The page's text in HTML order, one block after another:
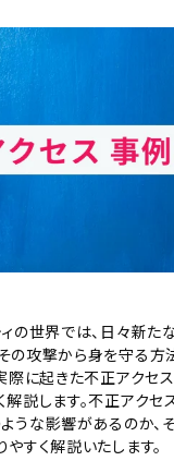
の世界では、日々新た
の攻撃から身を守る方
際に起きた不正アクセ
説します。不正アクセ
うな影響があるのか、
すく解説いたします。